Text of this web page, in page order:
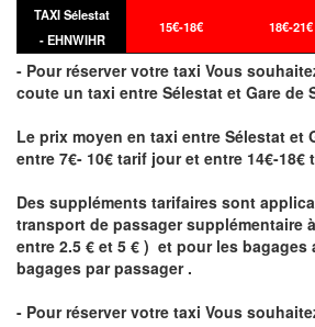
TAXI Sélestat
- EHNWIHR
15€-18€ 18€-21€
- Pour réserver votre taxi Vous
coute un taxi entre Sélestat et Gare de
Le prix moyen en taxi entre Sélestat et
entre 7€- 10€ tarif jour et entre 14€-18€
Des suppléments tarifaires sont
transport de passager supplémentaire
entre 2.5 € et 5 € ) et pour les bagages
bagages par passager .
- Pour réserver votre taxi Vous